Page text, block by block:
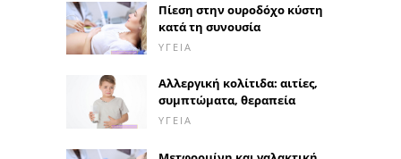
Πίεση στην ουροδόχο κύστη
κατά τη συνουσία
ΥΓΕΊΑ
Αλλεργική κολίτιδα: αιτίες,
συμπτώματα, θεραπεία
ΥΓΕΊΑ